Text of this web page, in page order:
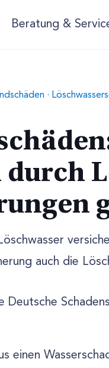
Beratung &
·
durch
auch die
einen